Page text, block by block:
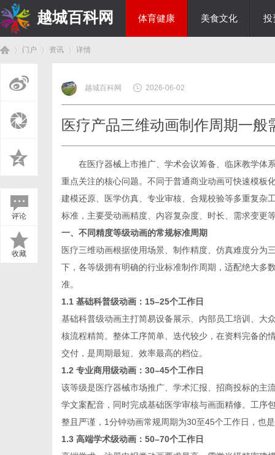
越城百科网 体育健康 美食文化 投
门户 资讯
›
详情
评论
收藏
越城百科网 2026-06-02
医疗产品三维动画制作周期一般
在医疗器械上市推广、学术会议筹备、临床教学体
重点关注的核心问题。不同于普通商业动画可快速模板
建模还原、医学仿真、专业审核、合规校验等多重复杂
标准，主要受动画精度、内容复杂度、时长、需求变更
一、不同精度等级动画的常规标准周期
医疗三维动画根据使用场景、制作精度、仿真难度分为
下，各等级拥有明确的行业标准制作周期，适配绝大多
准。
1.1 基础科普级动画：15–25个工作日
基础科普级动画主打简易设备展示、内部员工培训、大
核流程精简。整体工序简单、迭代较少，在资料完备的
交付，是周期最短、效率最高的档位。
1.2 专业商用级动画：30–45个工作日
该等级是医疗器械市场推广、学术汇报、招商投标的主
学文案配音，同时完成基础医学审核与画面精修。工序
整且严谨，1分钟动画常规周期为30至45个工作日，也
1.3 高端学术级动画：50–70个工作日